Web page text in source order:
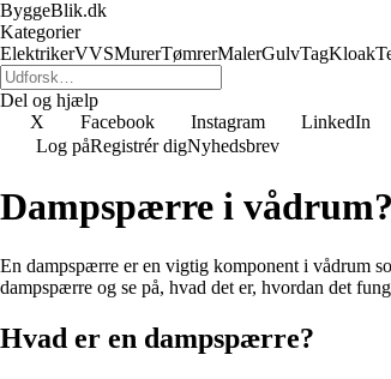
ByggeBlik.dk
Kategorier
ElektrikerVVSMurerTømrerMalerGulvTagKloak
Del og hjælp
X
Facebook Instagram LinkedIn
Log påRegistrér digNyhedsbrev
Dampspærre i vådrum?
En dampspærre er en vigtig komponent i vådrum
dampspærre og se på, hvad det er, hvordan det
Hvad er en dampspærre?